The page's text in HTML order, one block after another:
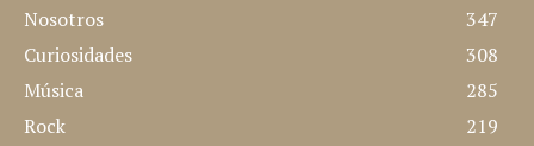
Nosotros
347
Curiosidades
308
Música
285
Rock
219